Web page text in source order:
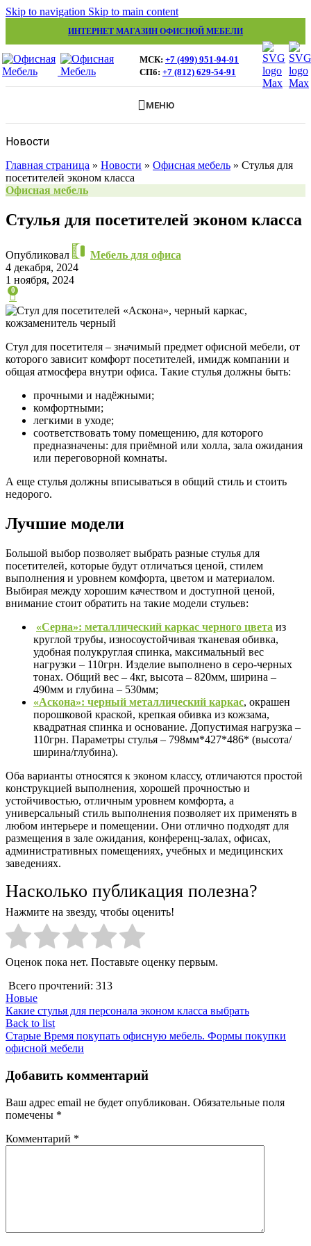
Skip to navigation Skip to main content
ИНТЕРНЕТ МАГАЗИН ОФИСНОЙ МЕБЕЛИ
МСК: +7 (499) 951-94-91
СПб: +7 (812) 629-54-91
МЕНЮ
Новости
Главная страница » Новости » Офисная мебель » Стулья для
посетителей эконом класса
Офисная мебель
Стулья для посетителей эконом класса
Опубликовал
Мебель для офиса
4 декабря, 2024
1 ноября, 2024
0
Стул для посетителя – значимый предмет офисной мебели, от
которого зависит комфорт посетителей, имидж компании и
общая атмосфера внутри офиса. Такие стулья должны быть:
прочными и надёжными;
комфортными;
легкими в уходе;
соответствовать тому помещению, для которого
предназначены: для приёмной или холла, зала ожидания
или переговорной комнаты.
А еще стулья должны вписываться в общий стиль и стоить
недорого.
Лучшие модели
Большой выбор позволяет выбрать разные стулья для
посетителей, которые будут отличаться ценой, стилем
выполнения и уровнем комфорта, цветом и материалом.
Выбирая между хорошим качеством и доступной ценой,
внимание стоит обратить на такие модели стульев:
«Серна»: металлический каркас черного цвета из
круглой трубы, износоустойчивая тканевая обивка,
удобная полукруглая спинка, максимальный вес
нагрузки – 110грн. Изделие выполнено в серо-черных
тонах. Общий вес – 4кг, высота – 820мм, ширина –
490мм и глубина – 530мм;
«Аскона»: черный металлический каркас, окрашен
порошковой краской, крепкая обивка из кожзама,
квадратная спинка и основание. Допустимая нагрузка –
110грн. Параметры стулья – 798мм*427*486* (высота/
ширина/глубина).
Оба варианты относятся к эконом классу, отличаются простой
конструкцией выполнения, хорошей прочностью и
устойчивостью, отличным уровнем комфорта, а
универсальный стиль выполнения позволяет их применять в
любом интерьере и помещении. Они отлично подходят для
размещения в зале ожидания, конференц-залах, офисах,
административных помещениях, учебных и медицинских
заведениях.
Насколько публикация полезна?
Нажмите на звезду, чтобы оценить!
Оценок пока нет. Поставьте оценку первым.
Всего прочтений: 313
Новые
Какие стулья для персонала эконом класса выбрать
Back to list
Старые Время покупать офисную мебель. Формы покупки
офисной мебели
Добавить комментарий
Ваш адрес email не будет опубликован. Обязательные поля
помечены *
Комментарий *